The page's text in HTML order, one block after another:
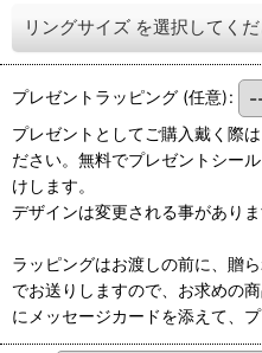
リングサイズ を選択してく
プレゼントラッピング (任意):
プレゼントとしてご購入戴く際
ださい。無料でプレゼントシー
けします。
デザインは変更される事があり
ラッピングはお渡しの前に、贈
でお送りしますので、お求めの
にメッセージカードを添えて、